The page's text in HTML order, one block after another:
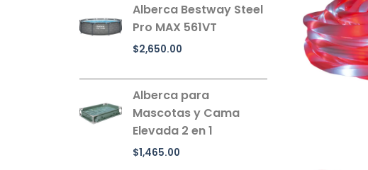
Alberca Bestway Steel
Pro MAX 561VT
$2,650.00
Alberca para
Mascotas y Cama
Elevada 2 en 1
$1,465.00